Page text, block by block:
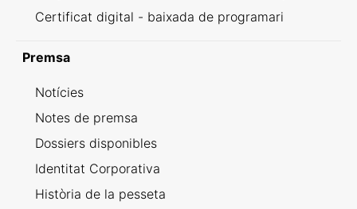
Certificat digital - baixada de programari
Premsa
Notícies
Notes de premsa
Dossiers disponibles
Identitat Corporativa
Història de la pesseta